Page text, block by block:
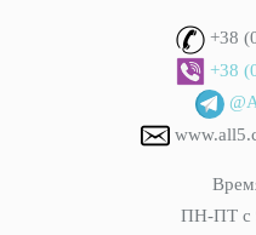
+38
+38
ПН-ПТ с